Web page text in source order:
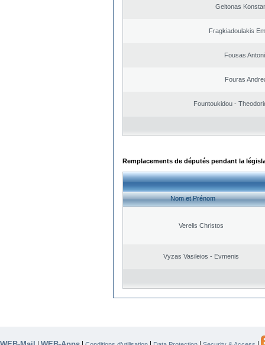
Geitonas
Fragkiadoulakis
Fousas
Fouras
Fountoukidou -
Remplacements de députés pendant la
Nom et Prénom
Verelis Christos
Vyzas Vasileios - Evmenis
| | | | |